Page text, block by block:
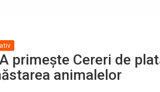
primește Cereri de
animalelor